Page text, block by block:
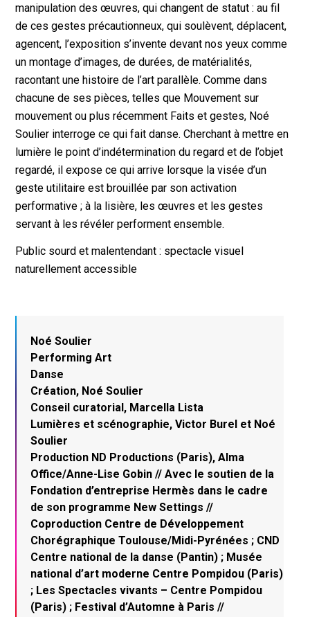
manipulation des œuvres, qui changent de statut : au fil
de ces gestes précautionneux, qui soulèvent, déplacent,
agencent, l’exposition s’invente devant nos yeux comme
un montage d’images, de durées, de matérialités,
racontant une histoire de l’art parallèle. Comme dans
chacune de ses pièces, telles que Mouvement sur
mouvement ou plus récemment Faits et gestes, Noé
Soulier interroge ce qui fait danse. Cherchant à mettre en
lumière le point d’indétermination du regard et de l’objet
regardé, il expose ce qui arrive lorsque la visée d’un
geste utilitaire est brouillée par son activation
performative ; à la lisière, les œuvres et les gestes
servant à les révéler performent ensemble.
Public sourd et malentendant : spectacle visuel
naturellement accessible
Noé Soulier
Performing Art
Danse
Création, Noé Soulier
Conseil curatorial, Marcella Lista
Lumières et scénographie, Victor Burel et Noé
Soulier
Production ND Productions (Paris), Alma
Office/Anne-Lise Gobin // Avec le soutien de la
Fondation d’entreprise Hermès dans le cadre
de son programme New Settings //
Coproduction Centre de Développement
Chorégraphique Toulouse/Midi-Pyrénées ; CND
Centre national de la danse (Pantin) ; Musée
national d’art moderne Centre Pompidou (Paris)
; Les Spectacles vivants – Centre Pompidou
(Paris) ; Festival d’Automne à Paris //